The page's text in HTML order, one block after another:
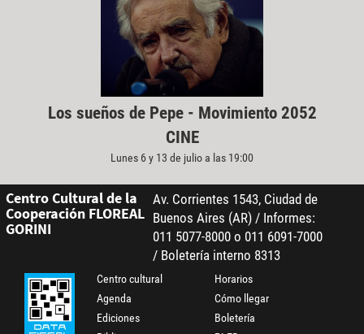
Los sueños de Pepe - Movimiento 2052
CINE
Lunes 6 y 13 de julio a las 19:00
Centro Cultural de la
Cooperación FLOREAL
GORINI
Av. Corrientes 1543, Ciudad de
Buenos Aires (AR) / Informes:
011 5077-8000 o 011 6091-7000
/ Boletería interno 8313
Centro cultural
Agenda
Ediciones
Horarios
Cómo llegar
Boletería